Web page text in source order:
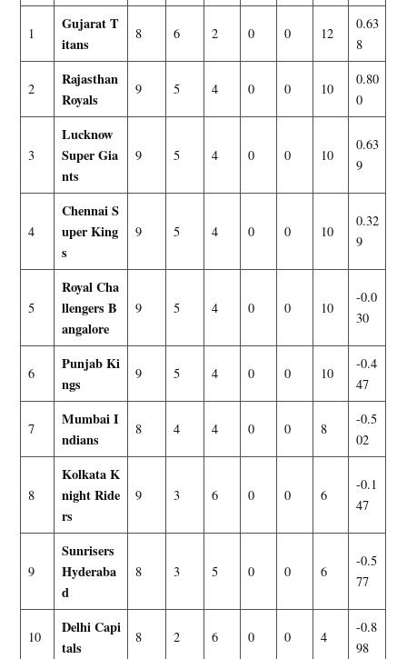
1
Gujarat T
itans
8 6 2 0 0 12
0.63
8
2
Rajasthan
Royals
9 5 4 0 0 10
0.80
0
3
Lucknow
Super Gia
nts
9 5 4 0 0 10
0.63
9
4
Chennai S
uper King
s
9 5 4 0 0 10
0.32
9
5
Royal Cha
llengers B
angalore
9 5 4 0 0 10
-0.0
30
6
Punjab Ki
ngs
9 5 4 0 0 10
-0.4
47
7
Mumbai I
ndians
8 4 4 0 0 8
-0.5
02
8
Kolkata K
night Ride
rs
9 3 6 0 0 6
-0.1
47
9
Sunrisers
Hyderaba
d
8 3 5 0 0 6
-0.5
77
10
Delhi Capi
tals
8 2 6 0 0 4
-0.8
98